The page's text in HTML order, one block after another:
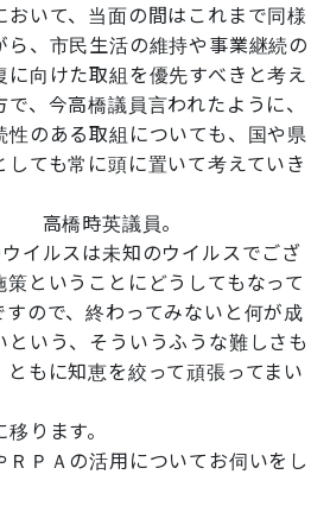
いて、当面の間はこれまで同様
ら、市民生活の維持や事業継続の
向けた取組を優先すべきと考え
、今高橋議員言われたように、
性のある取組についても、国や県
ても常に頭に置いて考えていき
高橋時英議員。
ルスは未知のウイルスでござ
ということにどうしてもなって
すので、終わってみないと何が成
いう、そういうふうな難しさも
もに知恵を絞って頑張ってまい
ります。
ＰＡの活用についてお伺いをし